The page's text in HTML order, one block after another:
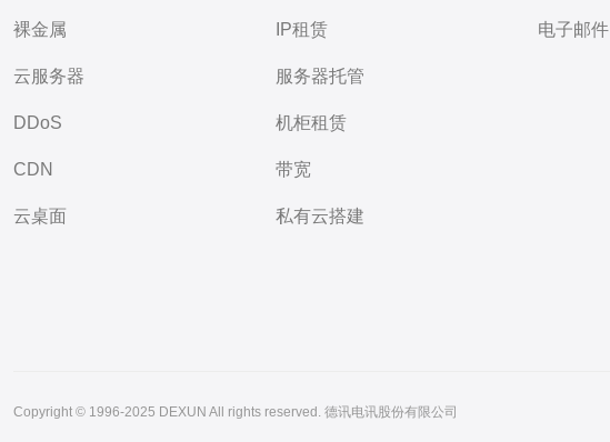
裸金属
云服务器
DDoS
CDN
云桌面
IP租赁
服务器托管
机柜租赁
带宽
私有云搭建
电子邮件
Copyright © 1996-2025 DEXUN All rights reserved. 德讯电讯股份有限公司